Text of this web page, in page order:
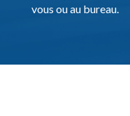
vous ou au bureau.